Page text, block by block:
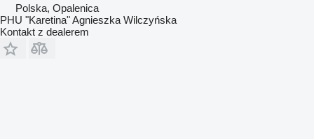
Polska, Opalenica
PHU "Karetina" Agnieszka Wilczyńska
Kontakt z dealerem